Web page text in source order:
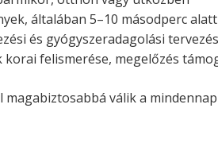
általában 5–10 másodperc alatt
és gyógyszeradagolási tervezés
korai felismerése, megelőzés
magabiztosabbá válik a